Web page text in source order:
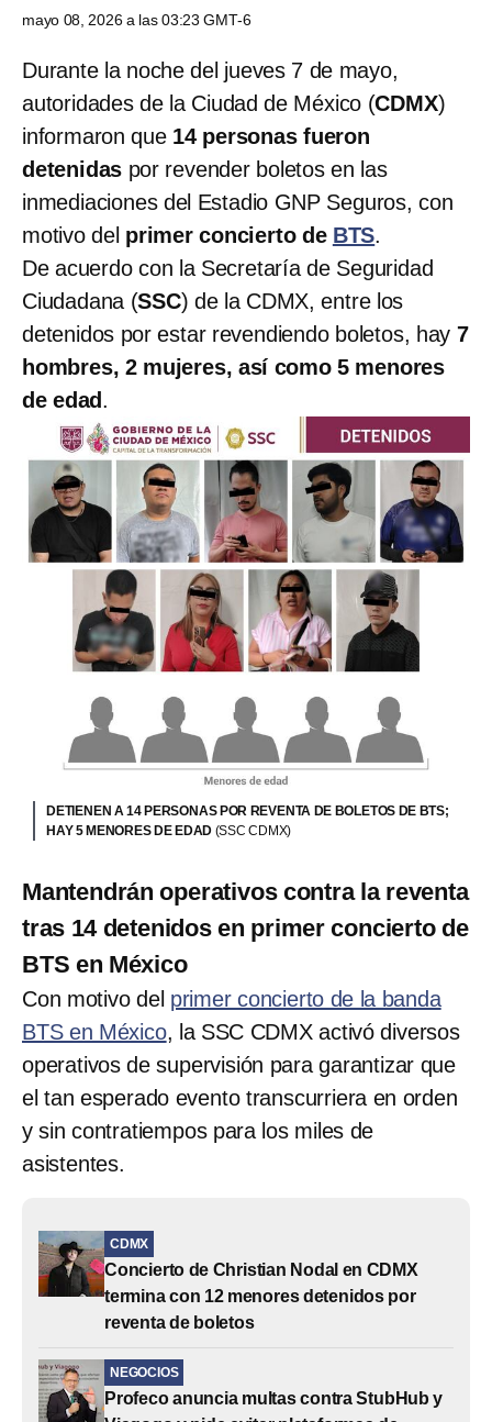
mayo 08, 2026 a las 03:23 GMT-6
Durante la noche del jueves 7 de mayo,
autoridades de la Ciudad de México (CDMX)
informaron que 14 personas fueron
detenidas por revender boletos en las
inmediaciones del Estadio GNP Seguros, con
motivo del primer concierto de BTS.
De acuerdo con la Secretaría de Seguridad
Ciudadana (SSC) de la CDMX, entre los
detenidos por estar revendiendo boletos, hay 7
hombres, 2 mujeres, así como 5 menores
de edad .
DETIENEN A 14 PERSONAS POR REVENTA DE BOLETOS DE BTS;
HAY 5 MENORES DE EDAD (SSC CDMX)
Mantendrán operativos contra la reventa
tras 14 detenidos en primer concierto de
BTS en México
Con motivo del primer concierto de la banda
BTS en México, la SSC CDMX activó diversos
operativos de supervisión para garantizar que
el tan esperado evento transcurriera en orden
y sin contratiempos para los miles de
asistentes.
CDMX
Concierto de Christian Nodal en CDMX
termina con 12 menores detenidos por
reventa de boletos
NEGOCIOS
Profeco anuncia multas contra StubHub y